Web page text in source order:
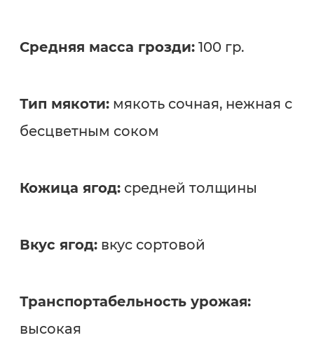
Средняя масса грозди:100 гр.
Тип мякоти:мякоть сочная, нежная с
бесцветным соком
Кожица ягод:средней толщины
Вкус ягод:вкус сортовой
Транспортабельность урожая:
высокая